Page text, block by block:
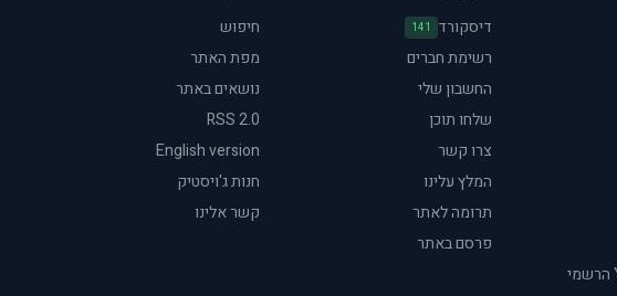
דיסקורד
141
רשימת חברים
החשבון שלי
שלחו תוכן
צרו קשר
המלץ עלינו
תרומה לאתר
פרסם באתר
חיפוש
מפת האתר
נושאים באתר
RSS 2.0
English version
חנות ג'ויסטיק
קשר אלינו